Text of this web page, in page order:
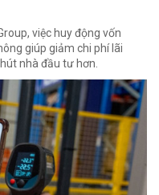
việc huy động vốn
giúp giảm chi phí lãi
nhà đầu tư hơn.